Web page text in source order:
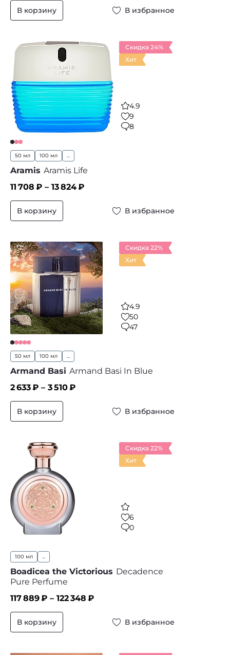
В корзину В избранное
Скидка 24%
Хит
4.9
9
8
50 мл 100 мл ...
Aramis Aramis Life
11 708 ₽ – 13 824₽
В корзину В избранное
Скидка 22%
Хит
4.9
50
47
50 мл 100 мл ...
Armand Basi Armand Basi In Blue
2 633₽ – 3 510₽
В корзину В избранное
Скидка 22%
Хит
6
0
100 мл ...
Boadicea the Victorious Decadence
Pure Perfume
117 889₽ – 122 348 ₽
В корзину В избранное